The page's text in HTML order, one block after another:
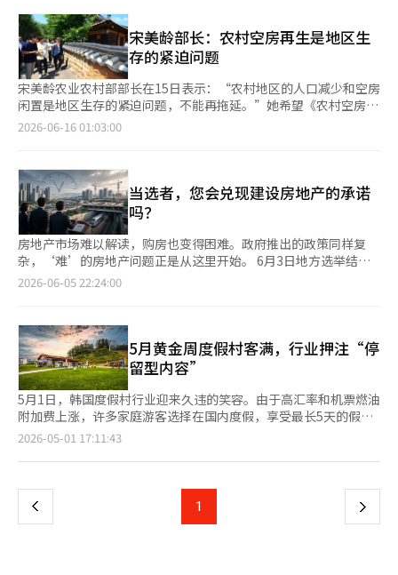
公司和资产管理公司代表举行了座谈会，讨论单一股票杠杆产品的
市场影响及额外补充对策。特委会委员吴基亨在座谈会后对记者表
示：“目前设定的3000万韩元的基本保证金，视情况可能提高到
5000万韩元。” 金融委员会计划按原定计划推进目前已确认的补
充方案。自16日起，新产品的上市和广告已立即停止，3000万韩
元的基本保证金制度将于31日提前实施。最低交易数量单位的扩大
（1股→20股）和基于案例的投资者教育强化的提前实施方案正在
协商中，而偏离率管理的强化预计将于8月19日实施。此外，今后
将不计入基本保证金，以阻止通过回转交易进行的变相投资。 证
券界分析认为，强化的监管可能成为缓解大型股集中现象的契机。
李在元的研究员表示：“预计交易量和换手率将大幅下降，如果伴
随净资产减少，三星电子和SK海力士的集中现象可能会得到缓
解。”他还表示：“外资资金的流入和个人投资者的回归，可能会
使科斯达克市场的供需‘空房’得到正常化。”
的平均房价较2019年同月上涨了36%，而东京和京都的涨幅超过
40%。 尽管酒店费用迅速上涨，但日本企业的出差费用标准却未
能跟上。费用结算系统公司Concur在去年10月至11月进行的调查
中，超过70%的受访者表示“公司规定的住宿费用不足”，而在国
内出差中这一比例高达77.5%。 即使是高收入的专业人士，如医
生，也在上涨的住宿费用与停滞不前的出差费用之间感到困扰。医
疗专业媒体m3.com在去年4月对1767名医生会员进行的调查显
示，50.1%的医院所属医生表示出差住宿费用较一年前有所增加。
元，还有医生因参加东京学会而被迫选择八王子或町田等地的住
宿。由于住在郊区，他们不得不从清晨开始出发。尤其在酒店费用
特别高的京都，有医生甚至呼吁“希望不要再举办学会”。 酒店
费用的飙升不仅影响住宿选择，还改变了学会的参与方式。部分医
生表示，如果能够在线参加专业资格更新所需的课程，他们会放弃
现场参与，或者从一开始就选择在线参会。还有人表示，在线直播
的增加使他们几乎不再出差参加学会。住宿费用的上涨不仅增加了
学会参与者的不便，还减少了面对面参与的机会。酒店房间供应不
店的需求集中。例如，2019年第三季度，中国游客的平均住宿天
数从6天增加到2024年同一时期的7天，人均住宿费用也从44583
日元增加到77783日元。团体游客可以选择乘坐包车入住郊区酒
店，但个人游客更倾向于选择交通便利的市中心。日本三大城市圈
的外国人住宿人数从2019年7月的678万人增加到2024年7月的
1039万人。游客在市中心的长时间停留使得国内出差者与酒店房
间之间的竞争加剧。 问题在于酒店供应无法跟上急剧增加的需
谨慎态度，导致供应扩张缓慢。即使现在加快建设，也很难在短期
内弥补不足，预计高住宿费用将持续一段时间。 成本压力也不容
小觑。由于人手不足，客房清洁外包费用上涨，工资上涨的部分又
佛人们都只愿待在家中。 就这样，我们踏入了被称为首尔最后一
个板屋村的地方。 停车场一侧有一间小村办公室，几位居民坐在
前面，看到我们走近，他们的目光立刻变得尖锐。即使我们打招
呼，他们也不愿意靠近。 “你是记者吗？”有人问，得到肯定的
回答后，谈话就此结束。“我见过很多记者，但说了也没用，没什
么改变。”失去家园的居民和坐在办公室前的人都是如此。 每当
发生火灾，媒体的摄像机就会聚集在这里，称之为“首尔最后的贫
民窟”，拍摄后便匆匆离去。然后，村庄又恢复了原样。 大家都
里，想做什么。在这里，我们不是受欢迎的客人，而是需要被警惕
和注视的眼中钉。那天以及第二天再次到访时，情况并没有太大变
化。 九龙村始于1988年，随着首尔奥运会的临近，市区的板屋村
被整治，失去去处的人们陆续聚集于此。村庄逐渐扩大，分为1至8
地块，成为一个庞大的社区。 我们停车后，经过一堆废弃的垃圾
和废纸回收站，走了大约十分钟，终于看到了几座小邮筒。这些邮
筒看起来是手工制作的，显然是为了仍在等待邮件的人们而设。附
近的墙上，蓝色喷漆写着一串不明的数字，后来在进一步了解后才
连。虽然称之为“家”都让人感到羞愧，但对这里的人们来说，这
里依然是温暖的家。 多处紧闭的门上贴着SH公社钉上的木板。这
些木板并不是随便贴在任何房子上，而是贴在那些因居民生病、情
况好转或最终离开村庄而留下的空房上。 一块木板上写着：“7-
15-1空房关闭，未经允许损坏将依法处理 2026年5月5日”的警
告。 上面还贴着用绿胶带固定的官方通知：“7地块15栋1号居民
因临时迁移而关闭的空房，未经允许进入或损坏将根据刑法第319
条（建筑物侵入）和第366条（财物损坏）受到处罚。” 手写的粗
个地钉上。 从这里开始，路窄得只能容一人通行，蜿蜒而长。沿
着这些狭窄的道路走，我们不断遇到一些曾经属于孩子们的玩具，
但如今再也找不回来的物品。 被遗弃的自行车、半埋在杂草中的
宋美龄部长：农村空房再生是地区生
存的紧迫问题
宋美龄农业农村部部长在15日表示：“农村地区的人口减少和空房
闲置是地区生存的紧迫问题，不能再拖延。”她希望《农村空房整
治特别法》等农村政策能够为人口消失地区注入新的活力。当天，
空间，吸引了每年超过2.5万名游客，成为了一个新的景点。宋部
长亲自参观了正在复兴的连塘里村，包括归乡人士的住宅和外籍劳
工宿舍，并与村民讨论了空房政策。农业农村部根据空房的价值和
状况，开展定制化的整治项目。对于整治效果不佳的空房，提供拆
除费用支持；而可再生的空房则通过“农村空房银行”引导民间交
易。对于密集的空房，将通过统一改造，转变为创业、办公设施、
居住空间及公共设施等。此外，农业农村部计划公布《农村空房整
治特别法》草案，以支持空房整治工作。该草案明确了中央和地方
房数量从现有的6.6万栋减少到3.3万栋。※ 本报道经人工智能
（AI）系统翻译与编辑。
2026-06-16 01:03:00
当选者，您会兑现建设房地产的承诺
吗？
房地产市场难以解读，购房也变得困难。政府推出的政策同样复
杂，‘难’的房地产问题正是从这里开始。 6月3日地方选举结
束，16位地方首长已确定，其中13个地区的市政管理发生了变
前，过渡委员会将首先展开工作。在候选人时期的承诺已被验证
为“是否纳入计划”。而现在，情况有所不同。如果未纳入，那就
要看他们正在整理什么，以便将其纳入。房地产市场是通过行动而
非承诺来运作的。 未反映的铁路承诺，已全力以赴纳入第五次计
划 最紧迫的问题是铁路。目前已公布的第四次国家铁路网建设计
划中并未包含当选者的核心项目。京畿道的秋美爱当选者提出的
GTX-E、F、G、H新线，釜山的全在洙当选者的BuTX与伽德新机
场连接的TRX，忠清地区的CTX主线外延长，韩半岛KTX等多条快
速铁路均未纳入第四次计划。 这些线路要想启动，必须尽快纳入
可行性与需求预测的初步筛选，那么过渡委员会的时间已经开始。
如果不整理项目可行性资料并与政府部门协商，想要进入候选名单
2026-06-05 22:24:00
5月黄金周度假村客满，行业押注“停
留型内容”
5月1日，韩国度假村行业迎来久违的笑容。由于高汇率和机票燃油
附加费上涨，许多家庭游客选择在国内度假，享受最长5天的假
期。业内人士表示，面对高物价和燃油附加费压力，度假村正努力
的旅游目的地。例如，大明索诺集团的所有度假村在5月1日至5日
乎无空房。为了吸引游客，度假村推出了丰富的“停留型内容”。
大明索诺集团通过各地特色活动延长游客停留时间。江原道洪川
2026-05-01 17:11:43
上
页
1 下